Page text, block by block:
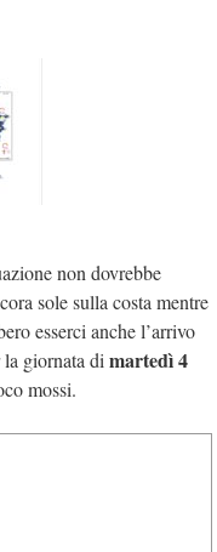
non dovrebbe
sole sulla costa mentre
esserci anche l’arrivo
giornata di martedì 4
mossi.